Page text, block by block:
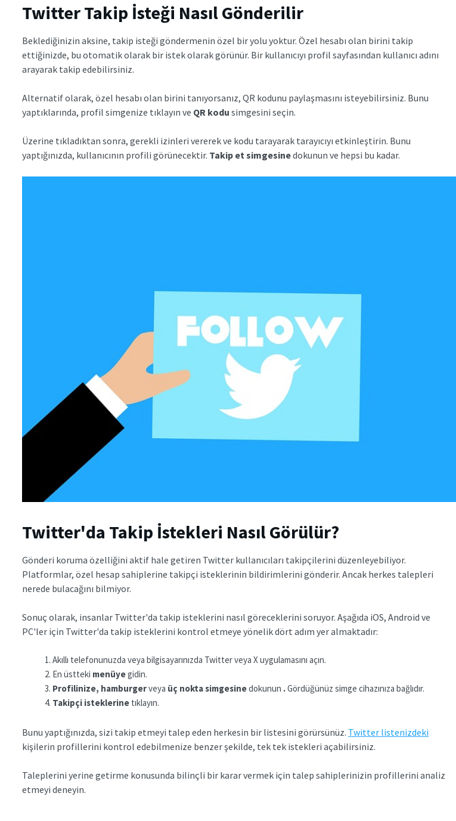
Twitter Takip İsteği Nasıl Gönderilir
Beklediğinizin aksine, takip isteği göndermenin özel bir yolu yoktur. Özel hesabı olan birini takip
ettiğinizde, bu otomatik olarak bir istek olarak görünür. Bir kullanıcıyı profil sayfasından kullanıcı adını
arayarak takip edebilirsiniz.
Alternatif olarak, özel hesabı olan birini tanıyorsanız, QR kodunu paylaşmasını isteyebilirsiniz. Bunu
yaptıklarında, profil simgenize tıklayın ve QR kodu simgesini seçin.
Üzerine tıkladıktan sonra, gerekli izinleri vererek ve kodu tarayarak tarayıcıyı etkinleştirin. Bunu
yaptığınızda, kullanıcının profili görünecektir. Takip et simgesinedokunun ve hepsi bu kadar.
Twitter'da Takip İstekleri Nasıl Görülür?
Gönderi koruma özelliğini aktif hale getiren Twitter kullanıcıları takipçilerini düzenleyebiliyor.
Platformlar, özel hesap sahiplerine takipçi isteklerinin bildirimlerini gönderir. Ancak herkes talepleri
nerede bulacağını bilmiyor.
Sonuç olarak, insanlar Twitter'da takip isteklerini nasıl göreceklerini soruyor. Aşağıda iOS, Android ve
PC'ler için Twitter'da takip isteklerini kontrol etmeye yönelik dört adım yer almaktadır:
Akıllı telefonunuzda veya bilgisayarınızda Twitter veya X uygulamasını açın.
En üstteki menüyegidin.
Profilinize, hamburgerveya üç nokta simgesinedokunun .Gördüğünüz simge cihazınıza bağlıdır.
Takipçi isteklerine tıklayın.
Bunu yaptığınızda, sizi takip etmeyi talep eden herkesin bir listesini görürsünüz. Twitter listenizdeki
kişilerin profillerini kontrol edebilmenize benzer şekilde, tek tek istekleri açabilirsiniz.
Taleplerini yerine getirme konusunda bilinçli bir karar vermek için talep sahiplerinizin profillerini analiz
etmeyi deneyin.